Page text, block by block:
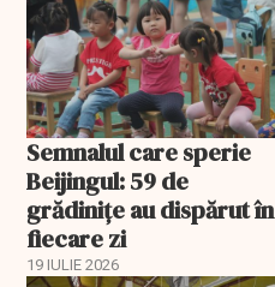
Semnalul care sperie
Beijingul: 59 de
grădinițe au dispărut în
fiecare zi
19 IULIE 2026